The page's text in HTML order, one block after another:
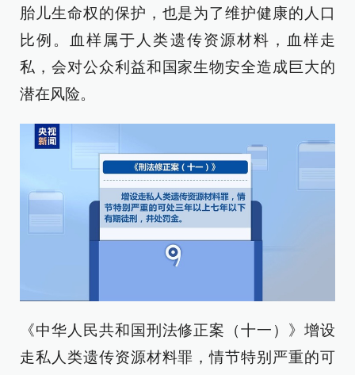
胎儿生命权的保护，也是为了维护健康的人口
比例。血样属于人类遗传资源材料，血样走
私，会对公众利益和国家生物安全造成巨大的
潜在风险。
《中华人民共和国刑法修正案（十一）》增设
走私人类遗传资源材料罪，情节特别严重的可